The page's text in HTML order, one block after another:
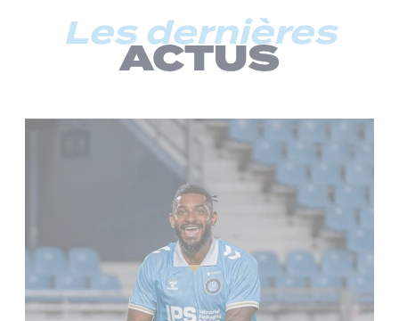
Les dernières
ACTUS